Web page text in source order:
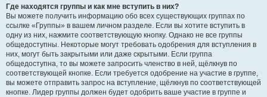
Где находятся группы и как мне вступить в них?
Вы можете получить информацию обо всех существующих группах по
ссылке «Группы» в вашем личном разделе. Если вы хотите вступить в
одну из них, нажмите соответствующую кнопку. Однако не все группы
общедоступны. Некоторые могут требовать одобрения для вступления в
них, могут быть закрытыми или даже скрытыми. Если группа
общедоступна, то вы можете запросить членство в ней, щёлкнув по
соответствующей кнопке. Если требуется одобрение на участие в группе,
вы можете отправить запрос на вступление, щёлкнув по соответствующей
кнопке. Лидер группы должен будет одобрить ваше участие в группе и